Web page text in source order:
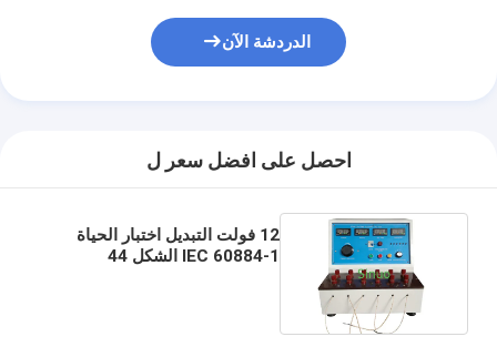
أجهزة اختبار الأجهزة الكهربائية
مختبر كفاءة الطاقة
معدات اختبار المركبات
الدردشة الآن
احصل على افضل سعر ل
12 فولت التبديل اختبار الحياة
IEC 60884-1 الشكل 44